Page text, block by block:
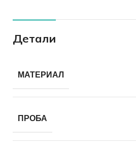
Детали
МАТЕРИАЛ
ПРОБА